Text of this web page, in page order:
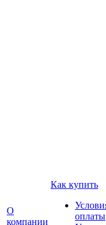
О
компании
Как купить
оплаты